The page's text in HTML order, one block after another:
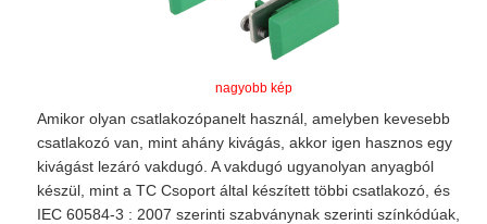
nagyobb kép
Amikor olyan csatlakozópanelt használ, amelyben kevesebb
csatlakozó van, mint ahány kivágás, akkor igen hasznos egy
kivágást lezáró vakdugó. A vakdugó ugyanolyan anyagból
készül, mint a TC Csoport által készített többi csatlakozó, és
IEC 60584-3 : 2007 szerinti szabványnak szerinti színkódúak,